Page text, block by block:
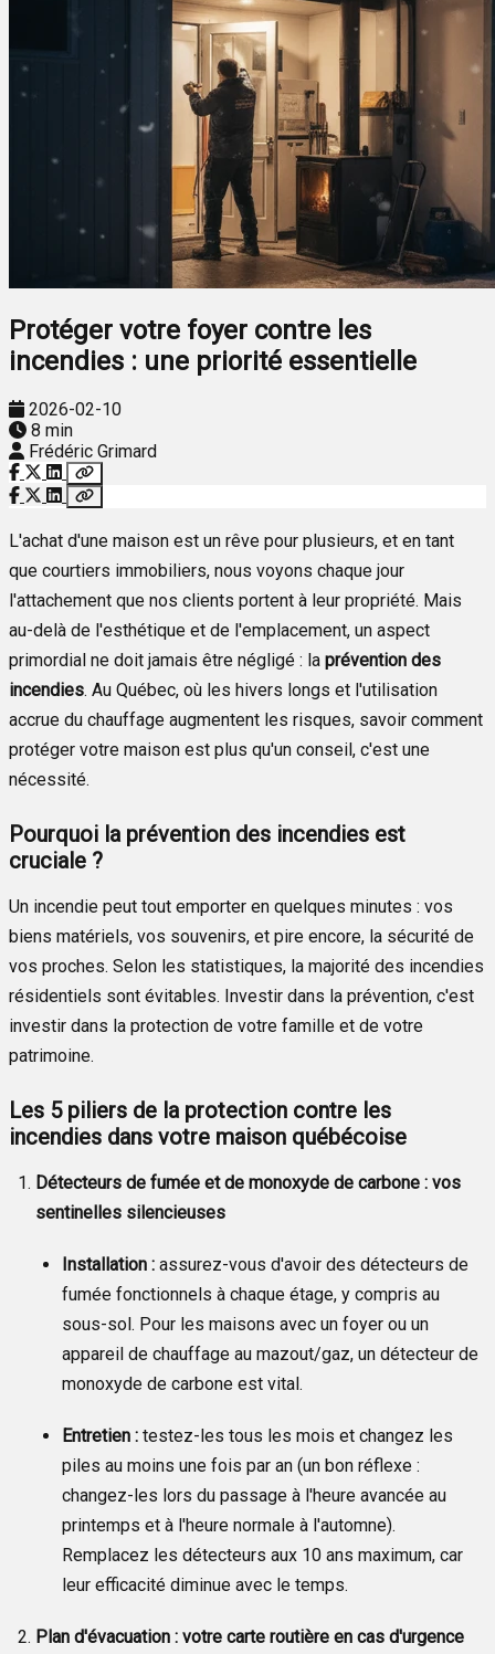
Protéger votre foyer contre les
incendies : une priorité essentielle
2026-02-10
8 min
Frédéric Grimard
L'achat d'une maison est un rêve pour plusieurs, et en tant
que courtiers immobiliers, nous voyons chaque jour
l'attachement que nos clients portent à leur propriété. Mais
au-delà de l'esthétique et de l'emplacement, un aspect
primordial ne doit jamais être négligé : la prévention des
incendies. Au Québec, où les hivers longs et l'utilisation
accrue du chauffage augmentent les risques, savoir comment
protéger votre maison est plus qu'un conseil, c'est une
nécessité.
Pourquoi la prévention des incendies est
cruciale ?
Un incendie peut tout emporter en quelques minutes : vos
biens matériels, vos souvenirs, et pire encore, la sécurité de
vos proches. Selon les statistiques, la majorité des incendies
résidentiels sont évitables. Investir dans la prévention, c'est
investir dans la protection de votre famille et de votre
patrimoine.
Les 5 piliers de la protection contre les
incendies dans votre maison québécoise
Détecteurs de fumée et de monoxyde de carbone : vos
sentinelles silencieuses
Installation : assurez-vous d'avoir des détecteurs de
fumée fonctionnels à chaque étage, y compris au
sous-sol. Pour les maisons avec un foyer ou un
appareil de chauffage au mazout/gaz, un détecteur de
monoxyde de carbone est vital.
Entretien : testez-les tous les mois et changez les
piles au moins une fois par an (un bon réflexe :
changez-les lors du passage à l'heure avancée au
printemps et à l'heure normale à l'automne).
Remplacez les détecteurs aux 10 ans maximum, car
leur efficacité diminue avec le temps.
Plan d'évacuation : votre carte routière en cas d'urgence